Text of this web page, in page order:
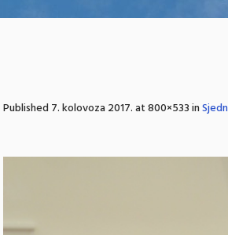
Published7. kolovoza 2017.at 800×533 in